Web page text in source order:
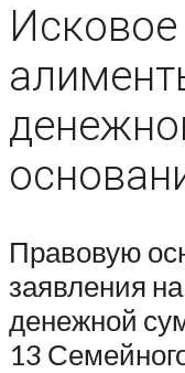
Правовую
заявления
денежной
13